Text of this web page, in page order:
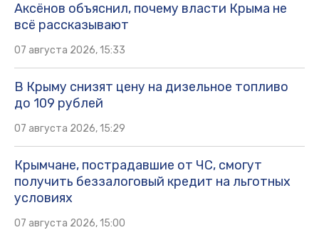
Аксёнов объяснил, почему власти Крыма не
всё рассказывают
07 августа 2026, 15:33
В Крыму снизят цену на дизельное топливо
до 109 рублей
07 августа 2026, 15:29
Крымчане, пострадавшие от ЧС, смогут
получить беззалоговый кредит на льготных
условиях
07 августа 2026, 15:00